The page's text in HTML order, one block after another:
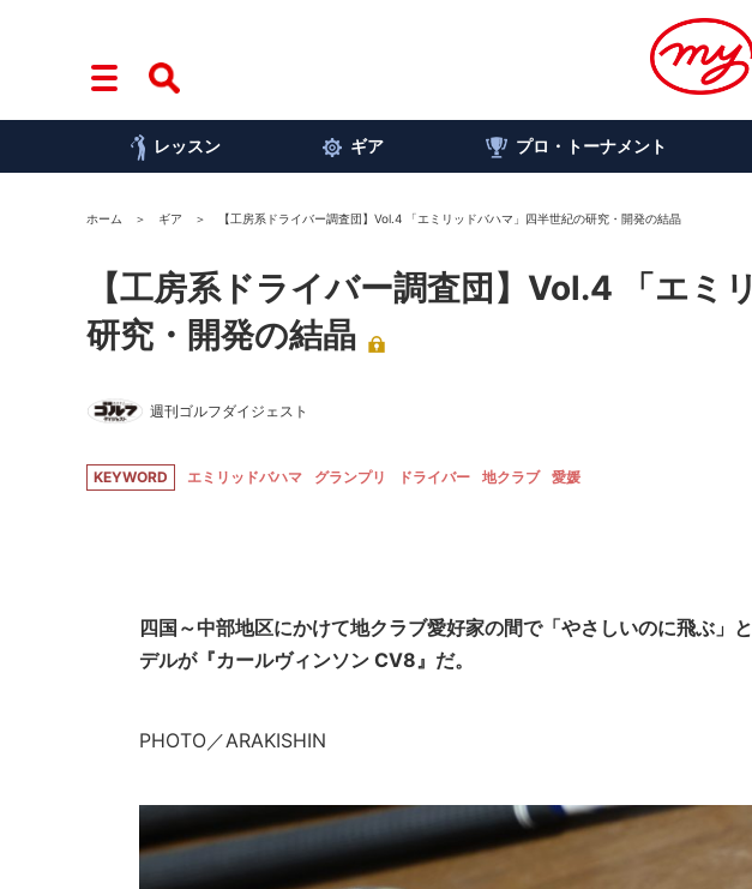
レッスン ギア プロ・トーナメント
ホーム ギア 【工房系ドライバー調査団】Vol.4 「エミリッドバハマ」四半世紀の研究・開発の結晶
【工房系ドライバー調査団】Vol.4 「エミ
研究・開発の結晶
週刊ゴルフダイジェスト
KEYWORD エミリッドバハマ グランプリ ドライバー 地クラブ 愛媛
四国～中部地区にかけて地クラブ愛好家の間で「やさしいのに飛ぶ」
デルが『カールヴィンソン CV8』だ。
PHOTO／ARAKISHIN